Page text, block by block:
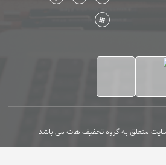
متعلق به گروه تخفیف هات می باشد